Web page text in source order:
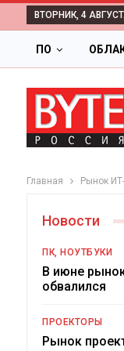
ВТОРНИК, 4
ПО
Главная Рынок
Новости
ПК, НОУТБУКИ
В июне
обвалился
ПРОЕКТОРЫ
Рынок